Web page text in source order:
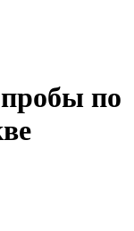
по